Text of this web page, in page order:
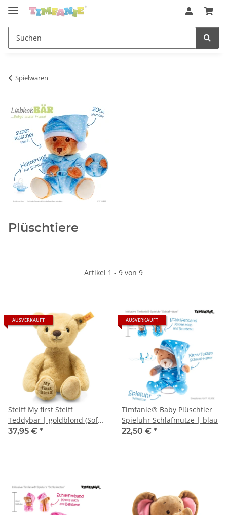
Spielwaren
Plüschtiere
Artikel 1 - 9 von 9
AUSVERKAUFT
Steiff My first Steiff
Teddybär | goldblond (Soft
Cuddly Friends)
37,95 € *
AUSVERKAUFT
Timfanie® Baby Plüschtier
Spieluhr Schlafmütze | blau
22,50 € *